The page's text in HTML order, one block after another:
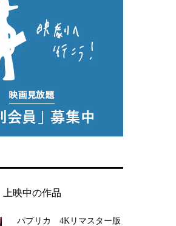
上映中の作品
パプリカ 4Kリマスター版